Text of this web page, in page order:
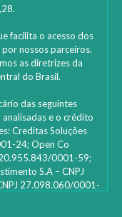
facilita o acesso dos
nossos parceiros.
as diretrizes da
do Brasil.
das seguintes
e o crédito
‎Creditas Soluções
24; Open Co
0001-59;
S.A – CNPJ
27.098.060/0001-